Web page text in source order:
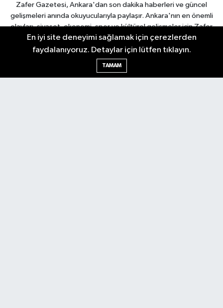
Zafer Gazetesi, Ankara'dan son dakika haberleri ve güncel
gelişmeleri anında okuyucularıyla paylaşır. Ankara'nın en önemli
olayları, siyaset, ekonomi, spor ve kültürel gelişmeler için Zafer
Gazetesi'ni takip edin. Başkentin güvendiği haber kaynağı.
En iyi site deneyimi sağlamak için çerezlerden
faydalanıyoruz. Detaylar için lütfen tıklayın.
TAMAM